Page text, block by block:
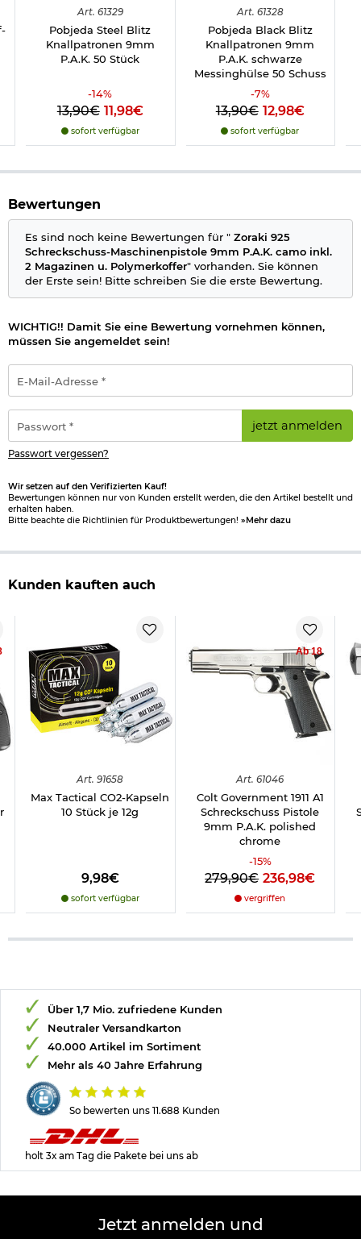
Zoraki 925 Schreckschuss-Pistole Kal. 9mm P.A.K.
Standardmagazin für 15 Schuss
langes Magazin für 25 Schuss
Abschussbecher für Signaleffekte/Pyromunition
hochwertiger, gepolsterter Waffenkoffer
Details zu Zoraki 925 Schreckschuss-Pistole brüniert:
Abzug: Double-Action
Sicherung: Schlagbolzensicherung
Schlitten und Griffstück aus robustem Polymer
Manuelle Sicherung
Länge: 19,1 cm
Höhe: 14,3 cm
Gewicht: 820 g
Material Gehäuße: Polymer
Marke: Zoraki
Wichtige waffenrechtliche Informationen: Artikel frei ab 18
uns einenAltersnachweiszusenden, sofern uns dieser noch
nicht vorliegt. (bitte den Link:"Altersnachweis"für genaue
Infos anklicken)
auch folgenden Link:Umgang mit Gas- und Signalwaffen.
Herstellerinformationen
Art. 61329
Pobjeda Steel Blitz
Knallpatronen 9mm
P.A.K. 50 Stück
-14%
13,90€ 11,98€
sofort verfügbar
Art. 61328
Pobjeda Black Blitz
Knallpatronen 9mm
P.A.K. schwarze
Messinghülse 50 Schuss
-7%
13,90€ 12,98€
sofort verfügbar
Bewertungen
Es sind noch keine Bewertungen für " Zoraki 925
Schreckschuss-Maschinenpistole 9mm P.A.K. camo inkl.
2 Magazinen u. Polymerkoffer" vorhanden. Sie können
der Erste sein! Bitte schreiben Sie die erste Bewertung.
WICHTIG!! Damit Sie eine Bewertung vornehmen können,
müssen Sie angemeldet sein!
Mail-
Adresse
*
jetzt anmelden
Passwort vergessen?
Wir setzen auf den Verifizierten Kauf!
Bewertungen können nur von Kunden erstellt werden, die den Artikel bestellt und
erhalten haben.
Bitte beachte die Richtlinien für Produktbewertungen! »Mehr dazu
Kunden kauften auch
Art. 91658
Max Tactical CO2-Kapseln
10 Stück je 12g
9,98€
sofort verfügbar
Ab 18
Art. 61046
Colt Government 1911 A1
Schreckschuss Pistole
9mm P.A.K. polished
chrome
-15%
279,90€ 236,98€
vergriffen
So bewerten uns 11.688 Kunden
Über 1,7 Mio. zufriedene Kunden
Neutraler Versandkarton
40.000 Artikel im Sortiment
Mehr als 40 Jahre Erfahrung
holt 3x am Tag die Pakete bei uns ab
Jetzt anmelden und